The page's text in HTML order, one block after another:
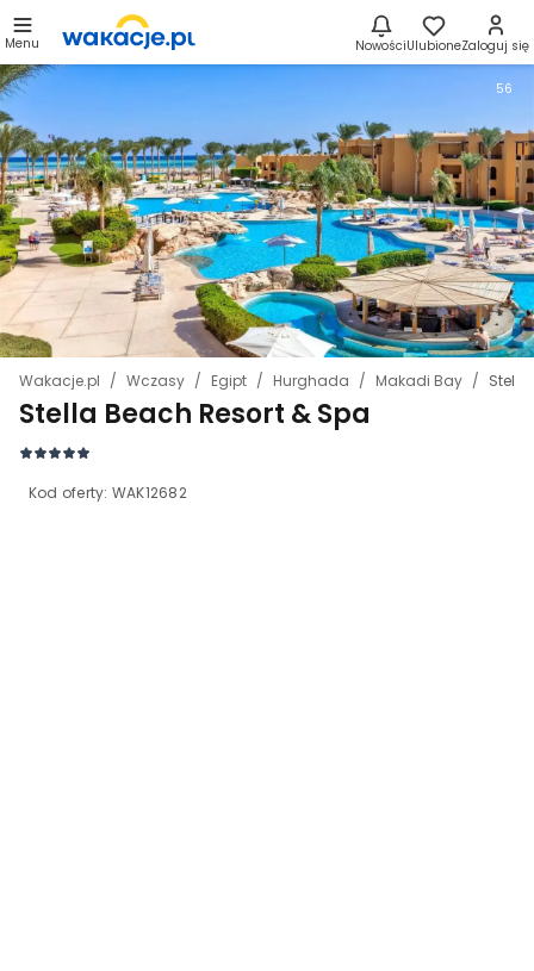
Menu NowościUlubioneZaloguj się
Wakacje.pl Wczasy Egipt Hurghada Makadi Bay Stella
Stella Beach Resort & Spa
Kod oferty: WAK12682
56